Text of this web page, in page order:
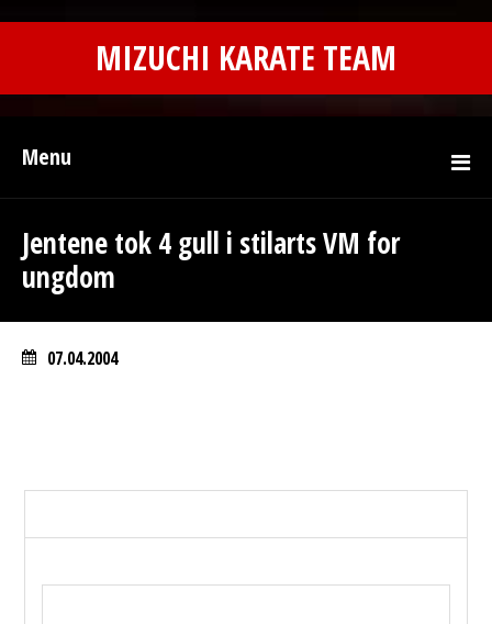
MIZUCHI KARATE TEAM
Menu
Jentene tok 4 gull i stilarts VM for
ungdom
07.04.2004